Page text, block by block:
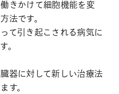
きかけて細胞機能を変
法です。
て引き起こされる病気に
。
器に対して新しい治療法
す。